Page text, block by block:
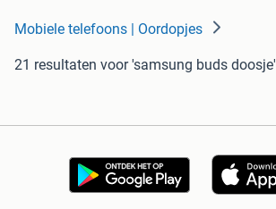
Mobiele telefoons | Oordopjes
21 resultaten voor 'samsung buds doosje'